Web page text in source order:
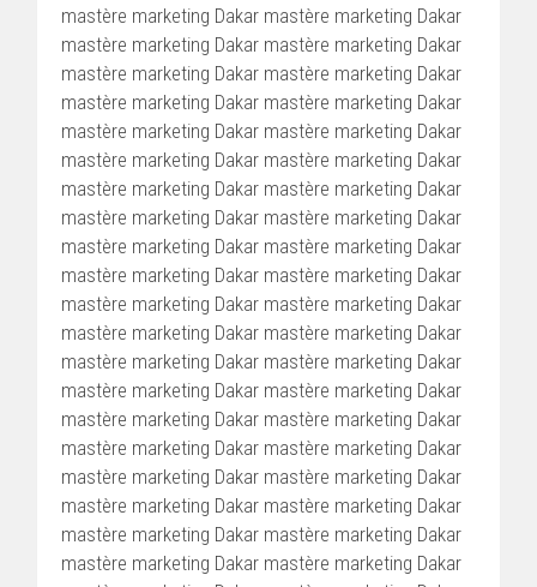
mastère marketing Dakar mastère marketing Dakar
mastère marketing Dakar mastère marketing Dakar
mastère marketing Dakar mastère marketing Dakar
mastère marketing Dakar mastère marketing Dakar
mastère marketing Dakar mastère marketing Dakar
mastère marketing Dakar mastère marketing Dakar
mastère marketing Dakar mastère marketing Dakar
mastère marketing Dakar mastère marketing Dakar
mastère marketing Dakar mastère marketing Dakar
mastère marketing Dakar mastère marketing Dakar
mastère marketing Dakar mastère marketing Dakar
mastère marketing Dakar mastère marketing Dakar
mastère marketing Dakar mastère marketing Dakar
mastère marketing Dakar mastère marketing Dakar
mastère marketing Dakar mastère marketing Dakar
mastère marketing Dakar mastère marketing Dakar
mastère marketing Dakar mastère marketing Dakar
mastère marketing Dakar mastère marketing Dakar
mastère marketing Dakar mastère marketing Dakar
mastère marketing Dakar mastère marketing Dakar